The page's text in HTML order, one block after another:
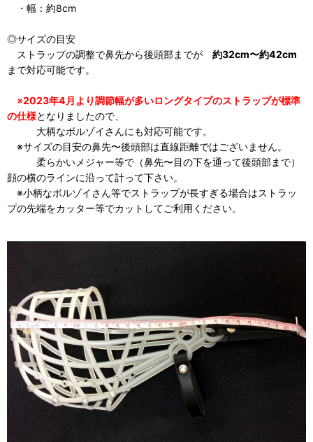
・幅：約8cm
◎サイズの目安
ストラップの調整で鼻先から後頭部までが 約32cm〜約42cm
まで対応可能です。
※2023年4月より調節幅が多いロングタイプのストラップが標準
の仕様となりましたので、
大柄なボルゾイさんにも対応可能です。
※サイズの目安の鼻先〜後頭部は直線距離ではございません。
柔らかいメジャー等で（鼻先〜目の下を通って後頭部まで）
顔の横のラインに沿って計って下さい。
※小柄なボルゾイさん等でストラップが長すぎる場合はストラッ
プの先端をカッター等でカットしてご利用ください。